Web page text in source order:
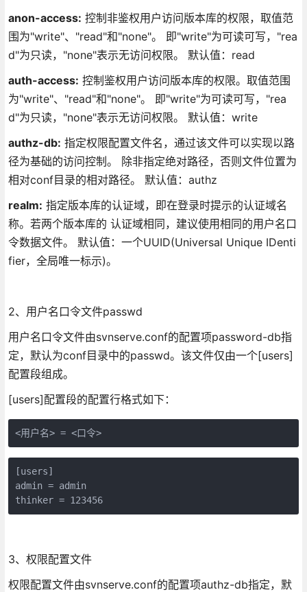
anon-access: 控制非鉴权用户访问版本库的权限，取值范
围为"write"、"read"和"none"。 即"write"为可读可写，"rea
d"为只读，"none"表示无访问权限。 默认值：read
auth-access: 控制鉴权用户访问版本库的权限。取值范围
为"write"、"read"和"none"。 即"write"为可读可写，"rea
d"为只读，"none"表示无访问权限。 默认值：write
authz-db: 指定权限配置文件名，通过该文件可以实现以路
径为基础的访问控制。 除非指定绝对路径，否则文件位置为
相对conf目录的相对路径。 默认值：authz
realm: 指定版本库的认证域，即在登录时提示的认证域名
称。若两个版本库的 认证域相同，建议使用相同的用户名口
令数据文件。 默认值：一个UUID(Universal Unique IDenti
fier，全局唯一标示)。
2、用户名口令文件passwd
用户名口令文件由svnserve.conf的配置项password-db指
定，默认为conf目录中的passwd。该文件仅由一个[users]
配置段组成。
[users]配置段的配置行格式如下：
<用户名> = <口令>
[users]
admin = admin
thinker = 123456
3、权限配置文件
权限配置文件由svnserve.conf的配置项authz-db指定，默